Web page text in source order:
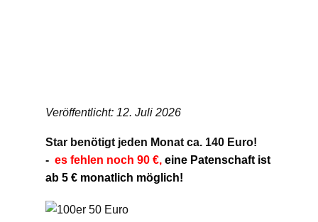
Veröffentlicht: 12. Juli 2026
Star benötigt jeden Monat ca. 140 Euro!
- es fehlen noch 90 €, eine Patenschaft ist
ab 5 € monatlich möglich!